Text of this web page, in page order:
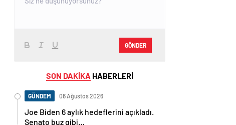
GÖNDER
SON DAKİKA HABERLERİ
GÜNDEM 06 Ağustos 2026
Joe Biden 6 aylık hedeflerini açıkladı.
Senato buz gibi…